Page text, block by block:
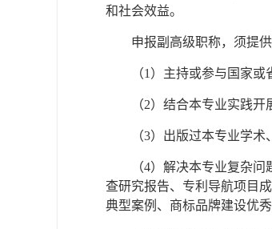
和社会效益。
申报副高级职称，须提
（1）主持或参与国家
（2）结合本专业实践
（3）出版过本专业学
（4）解决本专业复杂
查研究报告、专利导航项目
典型案例、商标品牌建设优